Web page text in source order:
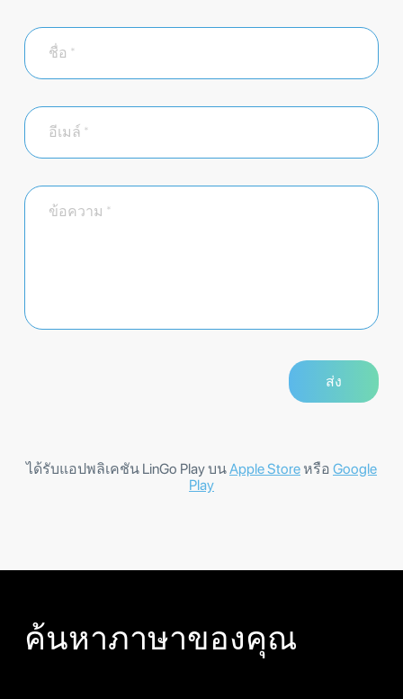
ได้รับแอปพลิเคชัน LinGo Play บนApple Store หรือ Google
Play
ค้นหาภาษาของคุณ